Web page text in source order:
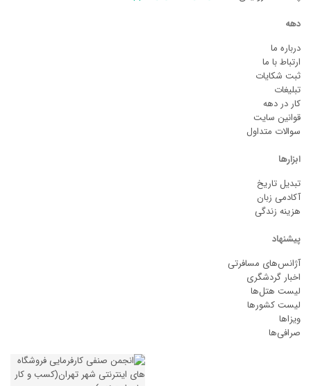
دهه
درباره ما
ارتباط با ما
ثبت شکایات
تبلیغات
کار در دهه
قوانین سایت
سوالات متداول
ابزارها
تبدیل تاریخ
آکادمی زبان
هزینه زندگی
پیشنهاد
آژانس‌های مسافرتی
اخبار گردشگری
لیست هتل‌ها
لیست کشورها
ویزاها
صرافی‌ها